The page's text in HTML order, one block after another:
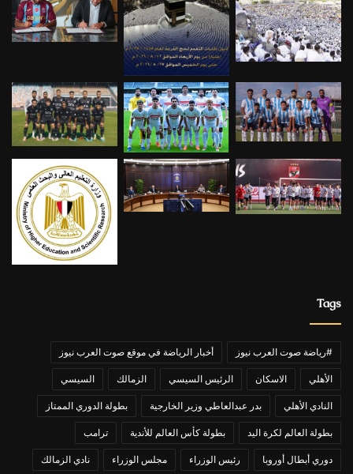
Tags
#رياضة صوت العرب نيوز أخبار الرياضة في موقع صوت العرب نيوز
الأهلي الاسكان الرئيس السيسي الزمالك السيسي
النادي الأهلي بدر عبدالعاطي وزير الخارجية بطولة الدوري الممتاز
بطولة العالم لكرة اليد بطولة كأس العالم للأندية ترامب
دوري أبطال أوروبا رئيس الوزراء مجلس الوزراء نادي الزمالك